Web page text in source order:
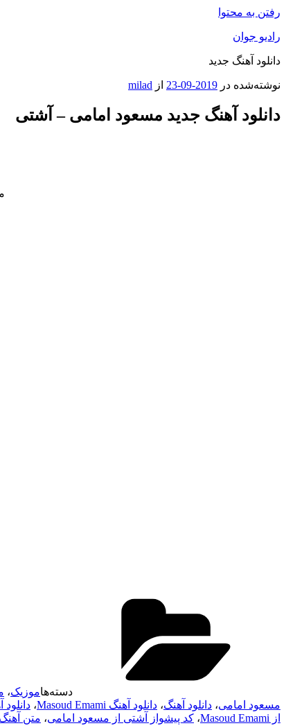
رفتن به محتوا
رادیو جوان
دانلود آهنگ جدید
نوشته‌شده در 2019-09-23 از milad
دانلود آهنگ جدید مسعود امامی – آشتی
دسته‌هاموزیک،
مسعود امامی، دانلود آهنگ، دانلود آهنگ Masoud Emami ،
از Masoud Emami
، کد پیشواز آشتی از مسعود امامی، متن آهنگ Ashti از Masoud Emami